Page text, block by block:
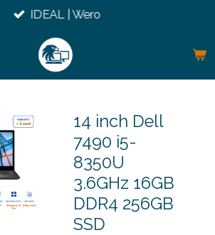
IDEAL | Wero
14 inch Dell
7490 i5-
8350U
3.6GHz 16GB
DDR4 256GB
SSD